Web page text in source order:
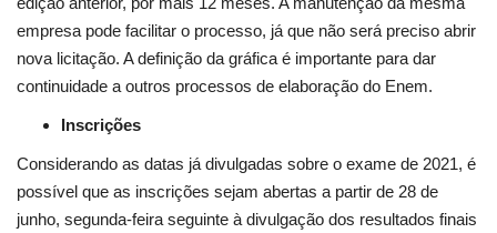
empresa pode facilitar o processo, já que não será preciso abrir
nova licitação. A definição da gráfica é importante para dar
continuidade a outros processos de elaboração do Enem.
Inscrições
Considerando as datas já divulgadas sobre o exame de 2021, é
possível que as inscrições sejam abertas a partir de 28 de
junho, segunda-feira seguinte à divulgação dos resultados finais